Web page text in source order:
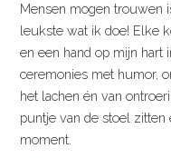
Mensen mogen trouwen
leukste wat ik doe! Elke
en een hand op mijn hart
ceremonies met humor,
het lachen én van
puntje van de stoel
moment.